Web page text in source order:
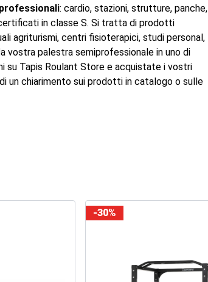
: cardio, stazioni, strutture, panche,
in classe S. Si tratta di prodotti
agriturismi, centri fisioterapici, studi personal,
vostra palestra semiprofessionale in uno di
Tapis Roulant Store e acquistate i vostri
un chiarimento sui prodotti in catalogo o sulle
-30%